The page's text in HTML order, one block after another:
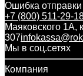
Ошибка
+7 (800) 511-29-
Маяковского 1А,
307
Мы в соц.сетях
Компания